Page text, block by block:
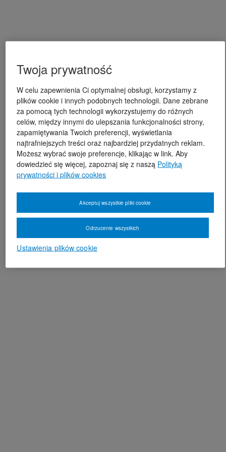
Twoja prywatność
W celu zapewnienia Ci optymalnej obsługi, korzystamy z
plików cookie i innych podobnych technologii. Dane zebrane
za pomocą tych technologii wykorzystujemy do różnych
celów, między innymi do ulepszania funkcjonalności strony,
zapamiętywania Twoich preferencji, wyświetlania
najtrafniejszych treści oraz najbardziej przydatnych reklam.
Możesz wybrać swoje preferencje, klikając w link. Aby
dowiedzieć się więcej, zapoznaj się z naszą Polityką
prywatności i plików cookies
Ustawienia plików cookie
Odrzucenie wszystkich
Akceptuj wszystkie pliki cookie